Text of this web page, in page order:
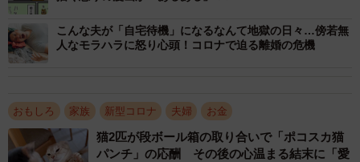
◾️ゆうさんのYouTubeチャンネル
https://www.youtube.com/channel/UCwPZxCQo5FXI5exyGI
こんな夫が「自宅待機」になるなんて地獄の日々…傍若無
人なモラハラに怒り心頭！コロナで迫る離婚の危機
おもしろ 家族 新型コロナ 夫婦 お金
猫2匹が段ボール箱の取り合いで「ポコスカ猫
パンチ」の応酬 その後の心温まる結末に「愛